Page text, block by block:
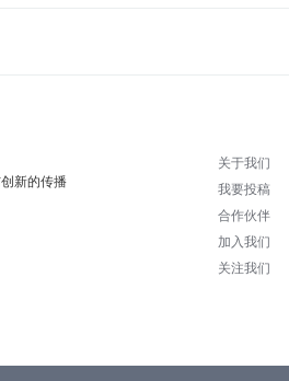
新的传播
关于我们
我要投稿
合作伙伴
加入我们
关注我们